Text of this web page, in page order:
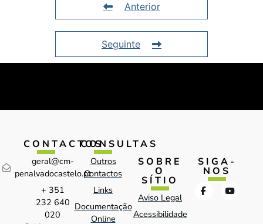
Anterior
Seguinte
CONTACTOS
geral@cm-
penalvadocastelo.pt
+ 351
232 640
020
CONSULTAS
Outros
Contactos
Links
Documentação
Online
SOBRE
O
SÍTIO
Aviso Legal
Acessibilidade
SIGA-
NOS